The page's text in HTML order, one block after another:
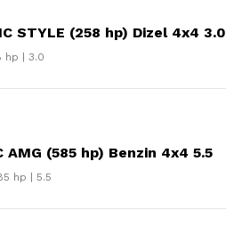
STYLE (258 hp) Dizel 4x4 3.0
hp | 3.0
AMG (585 hp) Benzin 4x4 5.5
hp | 5.5